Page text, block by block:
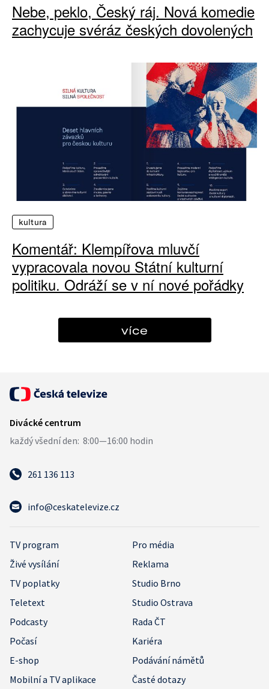
Nebe, peklo, Český ráj. Nová komedie
zachycuje svéráz českých dovolených
kultura
Komentář: Klempířova mluvčí
vypracovala novou Státní kulturní
politiku. Odráží se v ní nové pořádky
více
261 136 113
info@ceskatelevize.cz
TV program
Pro média
Živé vysílání
Reklama
TV poplatky
Studio Brno
Teletext
Studio Ostrava
Podcasty
Rada ČT
Počasí
Kariéra
E-shop
Podávání námětů
Mobilní a TV aplikace
Časté dotazy